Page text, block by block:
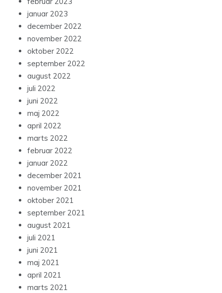
januar 2023
december 2022
november 2022
oktober 2022
september 2022
august 2022
juli 2022
juni 2022
maj 2022
april 2022
marts 2022
februar 2022
januar 2022
december 2021
november 2021
oktober 2021
september 2021
august 2021
juli 2021
juni 2021
maj 2021
april 2021
marts 2021